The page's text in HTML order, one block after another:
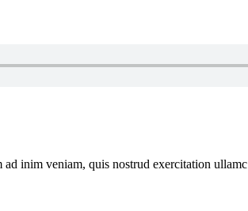
inim veniam, quis nostrud exercitation ullamc